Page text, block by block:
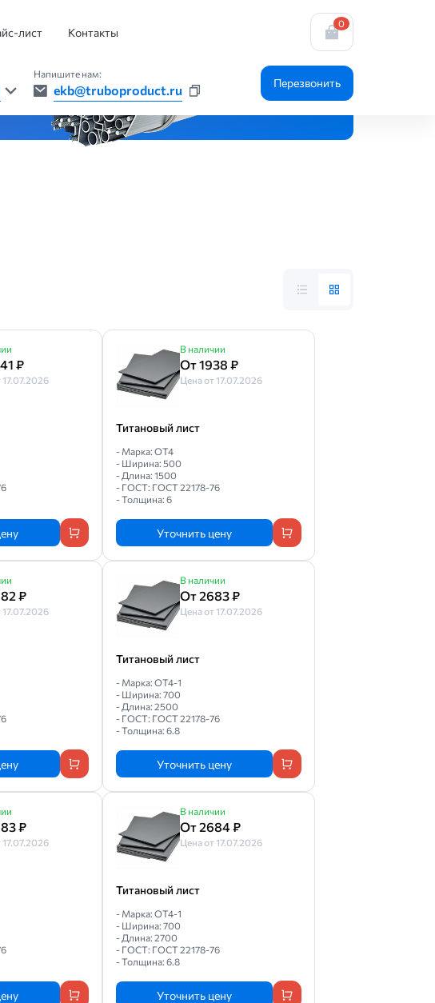
лист Контакты
0
Напишите нам:
ekb@truboproduct.ru Перезвонить
₽
17.07.2026
В наличии
От 1938 ₽
Цена от 17.07.2026
Титановый лист
- Марка: ОТ4
- Ширина: 500
- Длина: 1500
- ГОСТ: ГОСТ 22178-76
- Толщина: 6
Уточнить цену
₽
17.07.2026
В наличии
От 2683 ₽
Цена от 17.07.2026
Титановый лист
- Марка: ОТ4-1
- Ширина: 700
- Длина: 2500
- ГОСТ: ГОСТ 22178-76
- Толщина: 6.8
Уточнить цену
₽
17.07.2026
В наличии
От 2684 ₽
Цена от 17.07.2026
Титановый лист
- Марка: ОТ4-1
- Ширина: 700
- Длина: 2700
- ГОСТ: ГОСТ 22178-76
- Толщина: 6.8
Уточнить цену